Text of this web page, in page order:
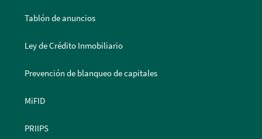
Tablón de anuncios
Ley de Crédito Inmobiliario
Prevención de blanqueo de capitales
MiFID
PRIIPS